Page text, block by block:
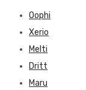
Oophi
Xerio
Melti
Dritt
Maru